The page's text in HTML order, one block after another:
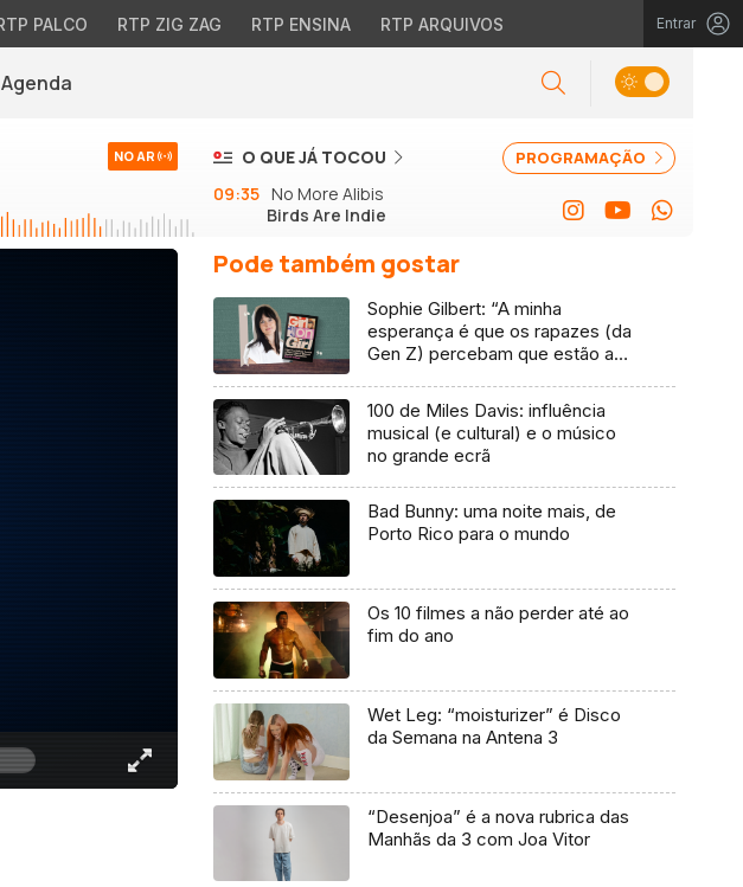
PALCO RTP ZIG ZAG RTP ENSINA RTP ARQUIVOS Entrar
Agenda
NO AR PROGRAMAÇÃO
O QUE JÁ TOCOU
09:35 No More Alibis
Birds Are Indie
Pode também gostar
Sophie Gilbert: “A minha
esperança é que os rapazes (da
Gen Z) percebam que estão a
100 de Miles Davis: influência
musical (e cultural) e o músico
no grande ecrã
Bad Bunny: uma noite mais, de
Porto Rico para o mundo
Os 10 filmes a não perder até ao
fim do ano
Wet Leg: “moisturizer” é Disco
da Semana na Antena 3
“Desenjoa” é a nova rubrica das
Manhãs da 3 com Joa Vitor